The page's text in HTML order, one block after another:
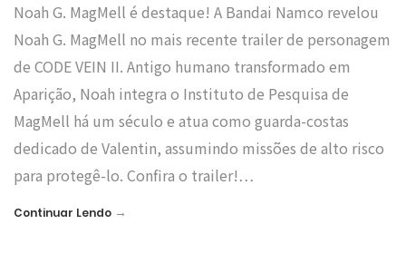
Noah G. MagMell é destaque! A Bandai Namco revelou
Noah G. MagMell no mais recente trailer de personagem
de CODE VEIN II. Antigo humano transformado em
Aparição, Noah integra o Instituto de Pesquisa de
MagMell há um século e atua como guarda-costas
dedicado de Valentin, assumindo missões de alto risco
para protegê-lo. Confira o trailer!…
Continuar Lendo →